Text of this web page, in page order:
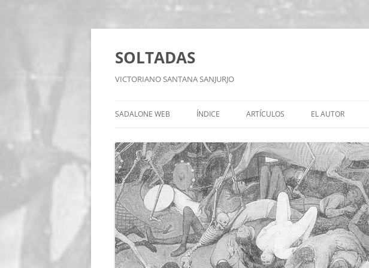
Saltar
SOLTADAS
VICTORIANO SANTANA SANJURJO
SADALONE WEB ÍNDICE ARTÍCULOS EL AUTOR